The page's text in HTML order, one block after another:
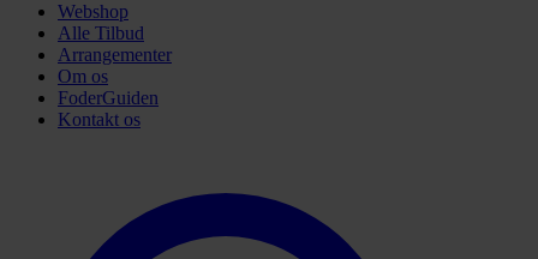
Webshop
Alle Tilbud
Arrangementer
Om os
FoderGuiden
Kontakt os